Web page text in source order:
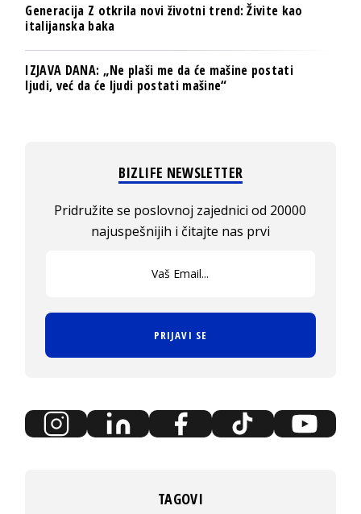
Generacija Z otkrila novi životni trend: Živite kao
italijanska baka
IZJAVA DANA: „Ne plaši me da će mašine postati
ljudi, već da će ljudi postati mašine“
BIZLIFE NEWSLETTER
Pridružite se poslovnoj zajednici od 20000
najuspešnijih i čitajte nas prvi
PRIJAVI SE
TAGOVI